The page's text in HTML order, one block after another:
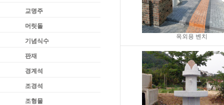
교명주
머릿돌
기념식수
판재
경계석
조경석
조형물
옥외용 벤치